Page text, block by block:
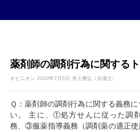
薬剤師の調剤行為に関する
オピニオン 2020年7月5日 井上雅弘（弁護士）
Ｑ：薬剤師の調剤行為に関する義務
い。 主に、①処方せんに従った調
務、③服薬指導義務（調剤薬の適正使